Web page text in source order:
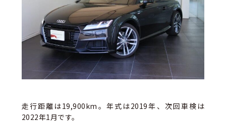
走行距離は19,900km。年式は2019年、次回車検は
2022年1月です。